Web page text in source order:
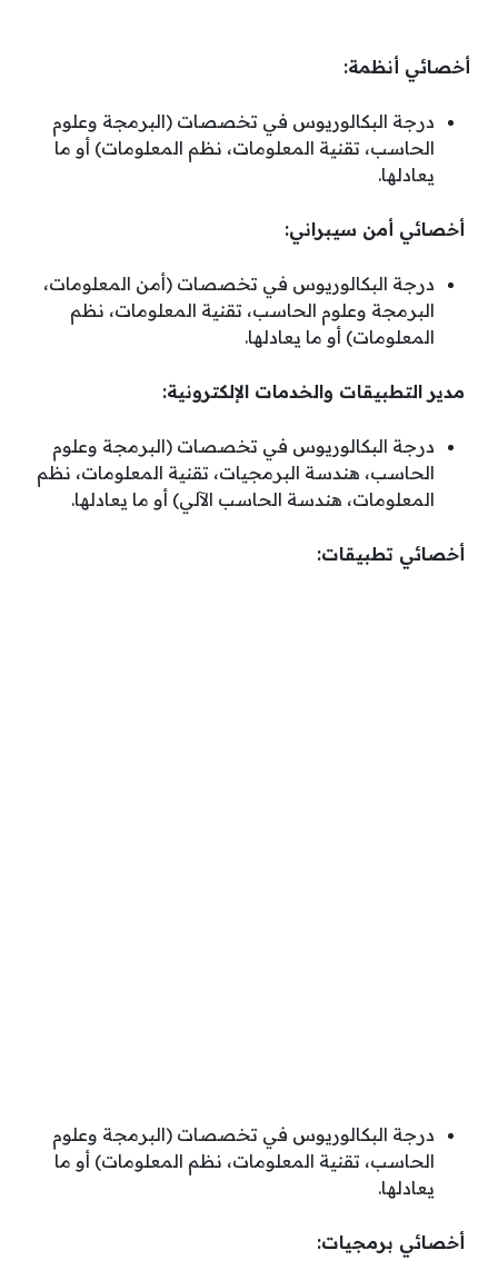
أخصائي أنظمة:
درجة البكالوريوس في تخصصات (البرمجة وعلوم
الحاسب، تقنية المعلومات، نظم المعلومات) أو ما
يعادلها.
أخصائي أمن سيبراني:
درجة البكالوريوس في تخصصات (أمن المعلومات،
البرمجة وعلوم الحاسب، تقنية المعلومات، نظم
المعلومات) أو ما يعادلها.
مدير التطبيقات والخدمات الإلكترونية:
درجة البكالوريوس في تخصصات (البرمجة وعلوم
الحاسب، هندسة البرمجيات، تقنية المعلومات، نظم
المعلومات، هندسة الحاسب الآلي) أو ما يعادلها.
أخصائي تطبيقات:
درجة البكالوريوس في تخصصات (البرمجة وعلوم
الحاسب، تقنية المعلومات، نظم المعلومات) أو ما
يعادلها.
أخصائي برمجيات: